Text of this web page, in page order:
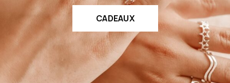
CADEAUX